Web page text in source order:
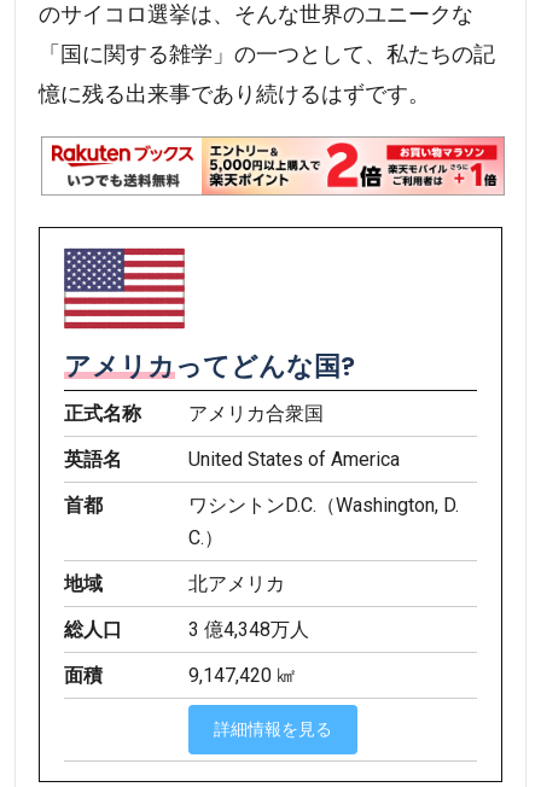
のサイコロ選挙は、そんな世界のユニークな
「国に関する雑学」の一つとして、私たちの記
憶に残る出来事であり続けるはずです。
アメリカってどんな国?
正式名称
アメリカ合衆国
英語名
United States of America
首都
ワシントンD.C.（Washington, D.
C.）
地域
北アメリカ
総人口
3 億4,348万人
面積
9,147,420 ㎢
詳細情報を見る